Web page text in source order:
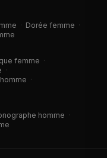
· Dorée femme ·
femme ·
·
·
homme ·